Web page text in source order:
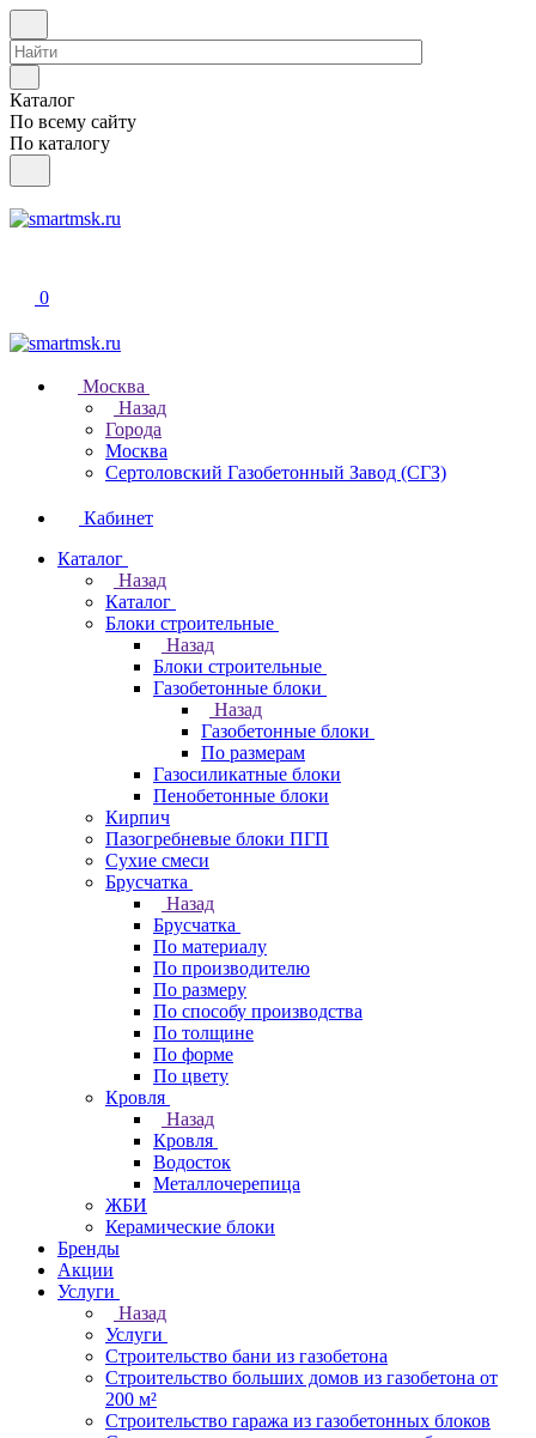
Каталог
По всему сайту
По каталогу
0
Москва
Назад
Города
Москва
Сертоловский Газобетонный Завод (СГЗ)
Кабинет
Каталог
Назад
Каталог
Блоки строительные
Назад
Блоки строительные
Газобетонные блоки
Назад
Газобетонные блоки
По размерам
Газосиликатные блоки
Пенобетонные блоки
Кирпич
Пазогребневые блоки ПГП
Сухие смеси
Брусчатка
Назад
Брусчатка
По материалу
По производителю
По размеру
По способу производства
По толщине
По форме
По цвету
Кровля
Назад
Кровля
Водосток
Металлочерепица
ЖБИ
Керамические блоки
Бренды
Акции
Услуги
Назад
Услуги
Строительство бани из газобетона
Строительство больших домов из газобетона от
200 м²
Строительство гаража из газобетонных блоков